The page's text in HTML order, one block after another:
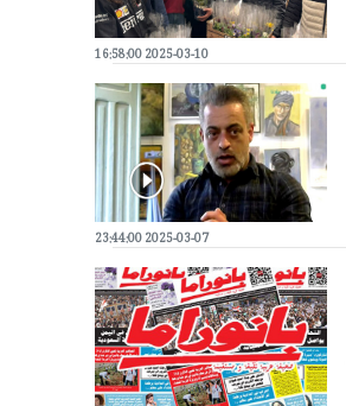
2025-03-10 16:58:00
2025-03-07 23:44:00